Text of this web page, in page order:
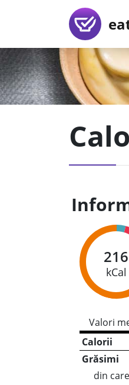
216
kCal
Valori
Calorii
Grăsimi
din care